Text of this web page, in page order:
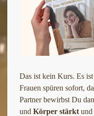
Das ist kein Kurs. Es
Frauen spüren sofort,
Partner bewirbst Du
und Körper stärkt und